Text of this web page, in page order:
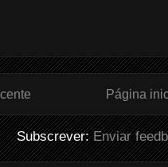
Página
Subscrever:Enviar